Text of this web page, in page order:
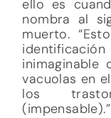
ello es
nombra al
muerto.
inimaginable
vacuolas en
los